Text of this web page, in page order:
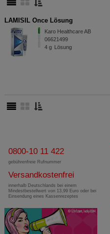
LAMISIL Once Lösung
Karo Healthcare AB
06621499
4 g Lösung
0800-10 11 422
gebührenfreie Rufnummer
Versandkostenfrei
innerhalb Deutschlands bei einem
Mindestbestellwert von 13,99 Euro oder bei
Einsendung eines Kassenrezeptes